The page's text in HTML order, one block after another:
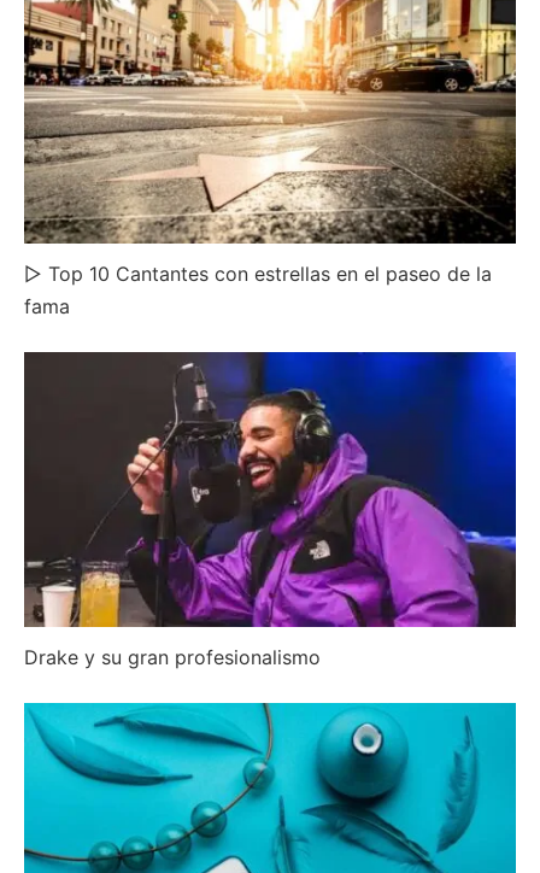
▷ Top 10 Cantantes con estrellas en el paseo de la
fama
Drake y su gran profesionalismo